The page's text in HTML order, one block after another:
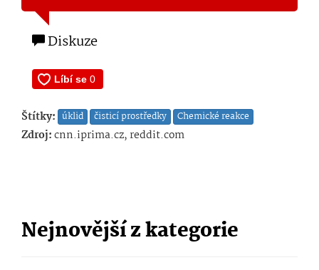
Diskuze
Štítky: úklid čisticí prostředky Chemické reakce
Zdroj:cnn.iprima.cz, reddit.com
Nejnovější z kategorie